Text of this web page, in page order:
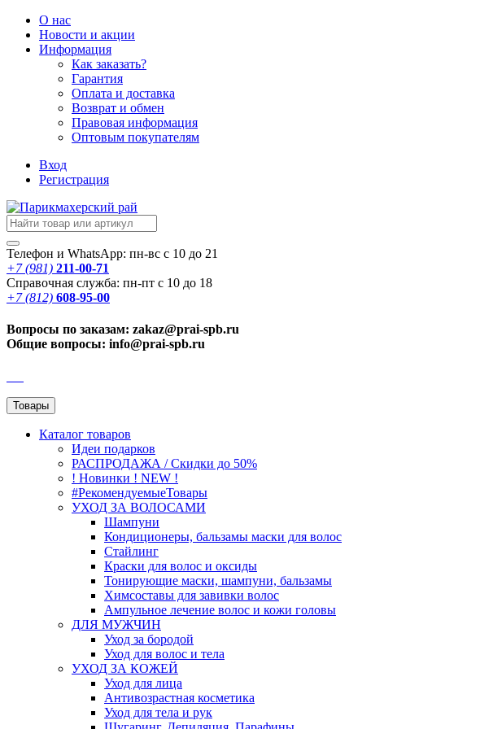
О нас
Новости и акции
Информация
Как заказать?
Гарантия
Оплата и доставка
Возврат и обмен
Правовая информация
Оптовым покупателям
Вход
Регистрация
Телефон и WhatsApp: пн-вс с 10 до 21
+7 (981) 211-00-71
Справочная служба: пн-пт с 10 до 18
+7 (812) 608-95-00
Вопросы по заказам: zakaz@prai-spb.ru
Общие вопросы: info@prai-spb.ru
Товары
Каталог товаров
Идеи подарков
РАСПРОДАЖА / Скидки до 50%
! Новинки ! NEW !
#РекомендуемыеТовары
УХОД ЗА ВОЛОСАМИ
Шампуни
Кондиционеры, бальзамы маски для волос
Стайлинг
Краски для волос и оксиды
Тонирующие маски, шампуни, бальзамы
Химсоставы для завивки волос
Ампульное лечение волос и кожи головы
ДЛЯ МУЖЧИН
Уход за бородой
Уход для волос и тела
УХОД ЗА КОЖЕЙ
Уход для лица
Антивозрастная косметика
Уход для тела и рук